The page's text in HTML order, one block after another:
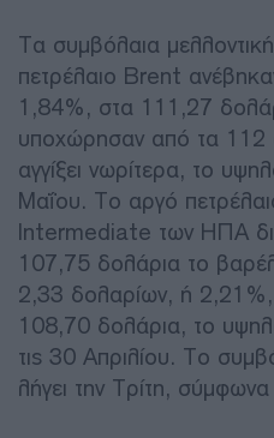
Τα συμβόλαια
πετρέλαιο Brent
1,84%, στα 111,27
υποχώρησαν από τα 112
αγγίξει νωρίτερα, το
Μαΐου. Το αργό
Intermediate των ΗΠΑ
107,75 δολάρια το
2,33 δολαρίων, ή
108,70 δολάρια, το
τις 30 Απριλίου. Το
λήγει την Τρίτη,